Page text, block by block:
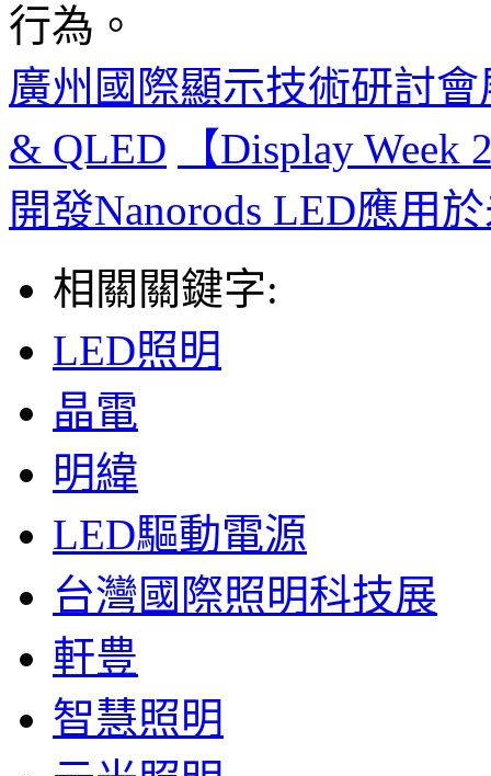
行為。
廣州國際顯示技術研討
& QLED
【Display
開發Nanorods LED應用
相關關鍵字:
LED照明
晶電
明緯
LED驅動電源
台灣國際照明科技展
軒豊
智慧照明